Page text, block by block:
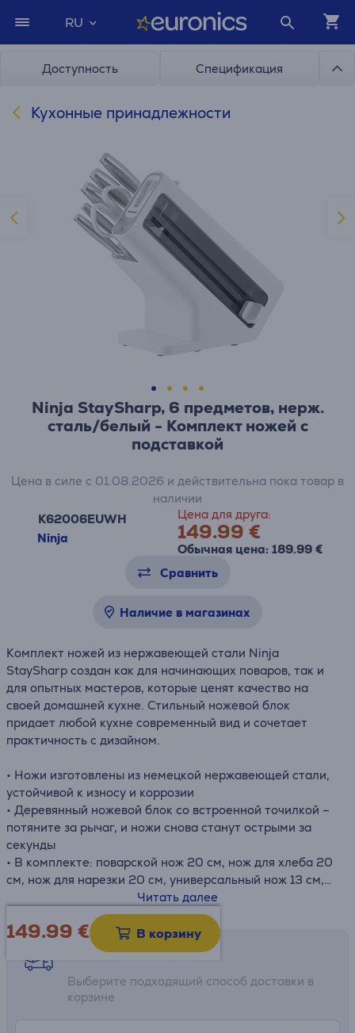
RU
Доступность Спецификация
Кухонные принадлежности
Ninja StaySharp, 6 предметов, нерж.
сталь/белый - Комплект ножей c
подставкой
K62006EUWH
Ninja
Цена для друга:
149.99 €
Обычная цена: 189.99 €
Цена в силе с 01.08.2026 и действительна пока товар в
наличии
Сравнить
Наличие в магазинах
Комплект ножей из нержавеющей стали Ninja
StaySharp создан как для начинающих поваров, так и
для опытных мастеров, которые ценят качество на
своей домашней кухне. Стильный ножевой блок
придает любой кухне современный вид и сочетает
практичность с дизайном.
• Ножи изготовлены из немецкой нержавеющей стали,
устойчивой к износу и коррозии
• Деревянный ножевой блок со встроенной точилкой –
потяните за рычаг, и ножи снова станут острыми за
секунды
• В комплекте: поварской нож 20 см, нож для хлеба 20
см, нож для нарезки 20 см, универсальный нож 13 см,
нож для чистки 9 см, кухонные ножницы, деревянный
ножевой блок со встроенной точилкой, краткое
руководство
• Размеры: В: 31,9 см × Ш: 14,8 см × Г: 33,6 см
Читать далее
149.99 € В корзину
Возможности доставки
Выберите подходящий способ доставки в
корзине